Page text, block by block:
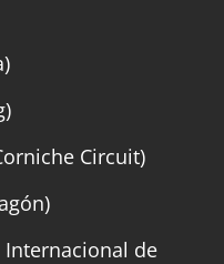
Circuit)
Internacional de